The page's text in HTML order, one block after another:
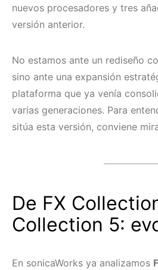
nuevos procesadores y tres
versión anterior.
No estamos ante un rediseño
sino ante una expansión
plataforma que ya venía
varias generaciones. Para
sitúa esta versión, conviene
De FX
Collection 5:
En sonicaWorks ya analizamos